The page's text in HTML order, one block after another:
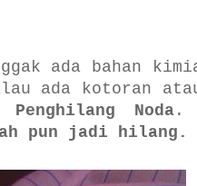
ada bahan
ada kotoran atau
Penghilang Noda .
pun jadi hilang.